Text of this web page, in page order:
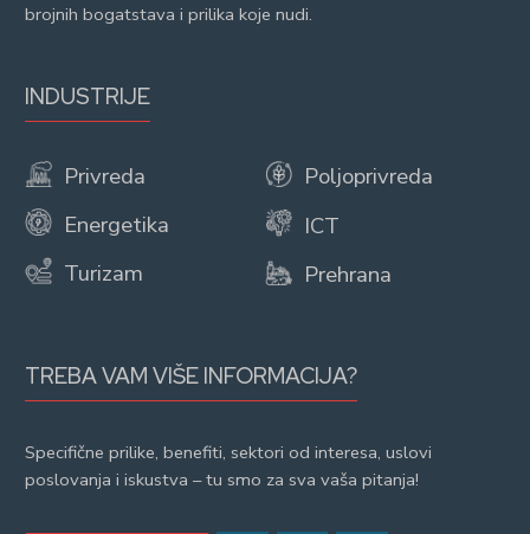
brojnih bogatstava i prilika koje nudi.
INDUSTRIJE
Privreda
Energetika
Turizam
Poljoprivreda
ICT
Prehrana
TREBA VAM VIŠE INFORMACIJA?
Specifične prilike, benefiti, sektori od interesa, uslovi
poslovanja i iskustva – tu smo za sva vaša pitanja!